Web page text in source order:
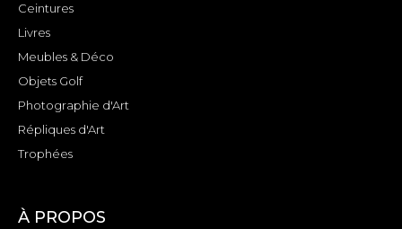
Ceintures
Livres
Meubles & Déco
Objets Golf
Photographie d'Art
Répliques d'Art
Trophées
À PROPOS